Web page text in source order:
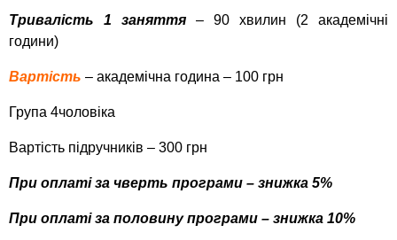
Тривалість 1 заняття – 90 хвилин (2 академічні
години)
Вартість – академічна година – 100 грн
Група 4чоловіка
Вартість підручників – 300 грн
При оплаті за чверть програми – знижка 5%
При оплаті за половину програми – знижка 10%